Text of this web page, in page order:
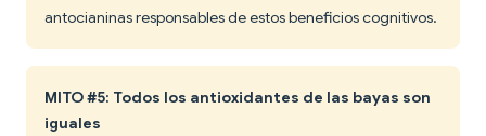
antocianinas responsables de estos beneficios cognitivos.
MITO #5: Todos los antioxidantes de las bayas son
iguales